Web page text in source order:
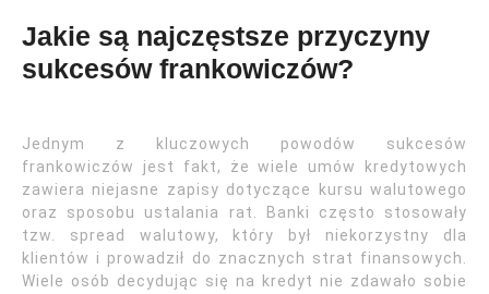
Jakie są najczęstsze przyczyny
sukcesów frankowiczów?
Jednym z kluczowych powodów sukcesów
frankowiczów jest fakt, że wiele umów kredytowych
zawiera niejasne zapisy dotyczące kursu walutowego
oraz sposobu ustalania rat. Banki często stosowały
tzw. spread walutowy, który był niekorzystny dla
klientów i prowadził do znacznych strat finansowych.
Wiele osób decydując się na kredyt nie zdawało sobie